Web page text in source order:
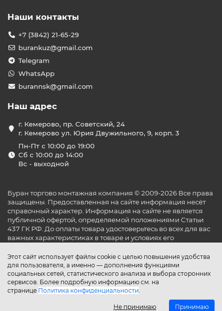
Этот сайт использует файлы cookie с целью повышения удобства
для пользователя, а именно — дополнения функциями
социальных сетей, статистического анализа и выбора сторонних
сервисов. Более подробную информацию см. на
странице Политика конфиденциальности.
Не принимаю Принимаю
Наши контакты
+7 (3842) 21-65-29
burankuz@gmail.com
Telegram
WhatsApp
burannsk@gmail.com
Наш адрес
г. Кемерово, пр. Советский, 24
г. Кемерово ул. Юрия Двужильного, 9, корп. 3
Пн-Пт с 10:00 до 19:00
Сб с 10:00 до 14:00
Вс - выходной
Буран торгово монтажная компания © 2009-2026 Все права
защищены. Предоставленная на сайте информация несёт
справочный характер. Информация на сайте не является
публичной офертой, определяемой положениями Статьи
437 ГК РФ. До оплаты товара удостоверьтесь во всех для вас
важных характеристиках в товаре и условиях его